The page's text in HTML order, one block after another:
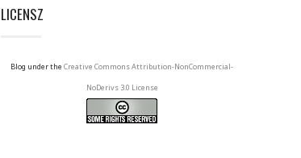
LICENSZ
Blog under the Creative Commons Attribution-NonCommercial-
NoDerivs 3.0 License